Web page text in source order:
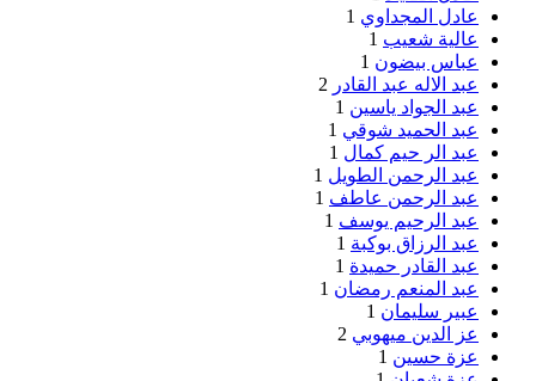
عادل المجداوي 1
عالية شعيب 1
عباس بيضون 1
عبد الاله عبد القادر 2
عبد الجواد ياسين 1
عبد الحميد شوقي 1
عبد الر حيم كمال 1
عبد الرحمن الطويل 1
عبد الرحمن عاطف 1
عبد الرحيم يوسف 1
عبد الرزاق بوكبة 1
عبد القادر حميدة 1
عبد المنعم رمضان 1
عبير سليمان 1
عز الدين ميهوبي 2
عزة حسين 1